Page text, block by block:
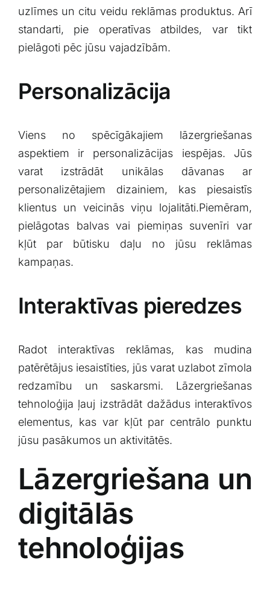
uzlīmes ⁤un citu veidu reklāmas ‍produktus. Arī
standarti, pie operatīvas ​atbildes, ⁢var tikt
pielāgoti‍ pēc jūsu⁢ vajadzībām.
Personalizācija
Viens no spēcīgākajiem lāzergriešanas
aspektiem ir personalizācijas iespējas. Jūs
varat izstrādāt unikālas dāvanas ar‌
personalizētajiem dizainiem, kas ⁤piesaistīs
klientus ⁢un veicinās‍ viņu lojalitāti.Piemēram,
pielāgotas balvas vai piemiņas suvenīri var⁢
kļūt par būtisku ‍daļu no jūsu​ reklāmas
kampaņas.
Interaktīvas pieredzes
Radot ​interaktīvas reklāmas, kas mudina
patērētājus⁤ iesaistīties, jūs varat uzlabot zīmola
redzamību un saskarsmi. Lāzergriešanas
tehnoloģija ļauj ‍izstrādāt dažādus‌ interaktīvos
elementus, kas var kļūt par ⁤centrālo punktu
jūsu⁢ pasākumos un aktivitātēs.
Lāzergriešana un‌
digitālās
‌tehnoloģijas